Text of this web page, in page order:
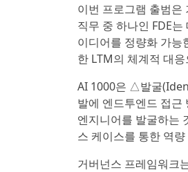
이번 프로그램 출범은
직무 중 하나인 FDE
이디어를 정량화 가능
한 LTM의 체계적 대
AI 1000은 △발굴
발에 엔드투엔드 접
엔지니어를 발굴하는
스 케이스를 통한 역
거버넌스 프레임워크